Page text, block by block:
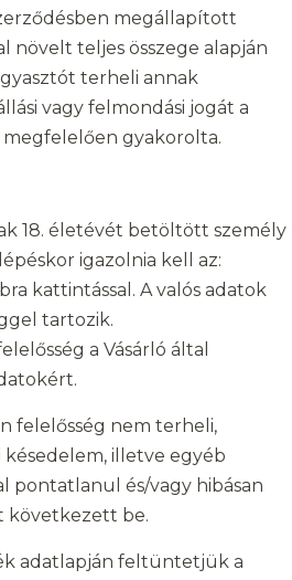
megállapított
növelt teljes összege alapján
terheli annak
vagy felmondási jogát a
megfelelően gyakorolta.
18. életévét betöltött személy
igazolnia kell az:
kattintással. A valós adatok
tartozik.
a Vásárló által
felelősség nem terheli,
illetve egyéb
pontatlanul és/vagy hibásan
következett be.
adatlapján feltüntetjük a